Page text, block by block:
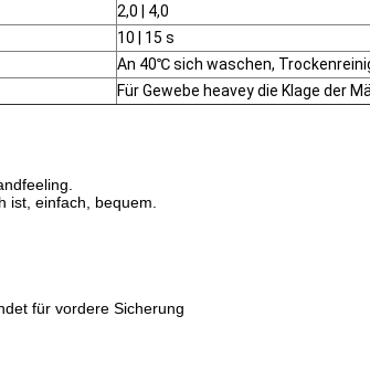
2,0 | 4,0
10 | 15 s
An 40℃ sich waschen,
Für Gewebe heavey die Klage der
ist, einfach, bequem.
für vordere Sicherung